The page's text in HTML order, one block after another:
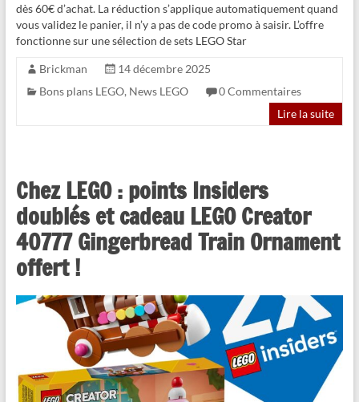
dès 60€ d’achat. La réduction s’applique automatiquement quand
vous validez le panier, il n’y a pas de code promo à saisir. L’offre
fonctionne sur une sélection de sets LEGO Star
Brickman
14 décembre 2025
Bons plans LEGO, News LEGO
0 Commentaires
Lire la suite
Chez LEGO : points Insiders
doublés et cadeau LEGO Creator
40777 Gingerbread Train Ornament
offert !